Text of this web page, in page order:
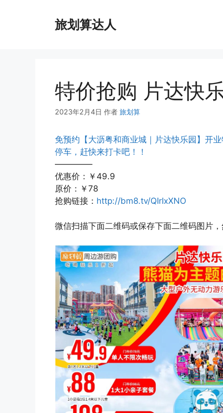
旅划算达人
特价抢购 片达快
2023年2月4日 作者 旅划算
免预约【大沥粤和商业城｜片达快乐园】开
停车，赶快来打卡吧！！
————–
优惠价：￥49.9
原价：￥78
抢购链接： http://bm8.tv/QIrIxXNO
微信扫描下面二维码或保存下面二维码图片